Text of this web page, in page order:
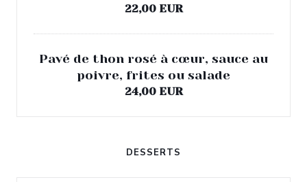
22,00 EUR
Pavé de thon rosé à cœur, sauce au
poivre, frites ou salade
24,00 EUR
DESSERTS